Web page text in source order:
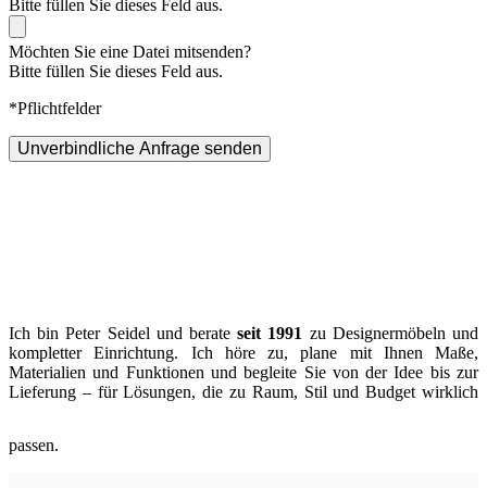
Bitte füllen Sie dieses Feld aus.
Möchten Sie eine Datei mitsenden?
Bitte füllen Sie dieses Feld aus.
*Pflichtfelder
Unverbindliche Anfrage senden
Ich bin Peter Seidel und berateseit 1991 zu Designermöbeln und
kompletter Einrichtung. Ich höre zu, plane mit Ihnen Maße,
Materialien und Funktionen und begleite Sie von der Idee bis zur
Lieferung – für Lösungen, die zu Raum, Stil und Budget wirklich
passen.